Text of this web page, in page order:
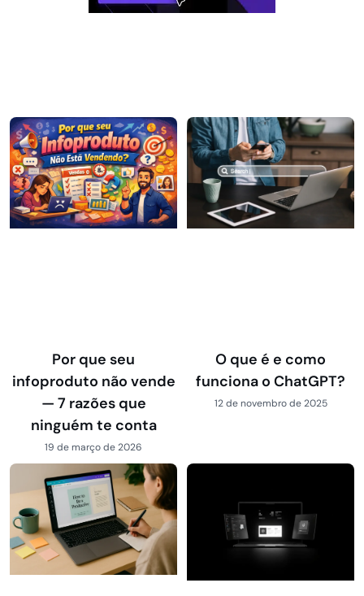
Por que seu
infoproduto não vende
— 7 razões que
ninguém te conta
19 de março de 2026
O que é e como
funciona o ChatGPT?
12 de novembro de 2025